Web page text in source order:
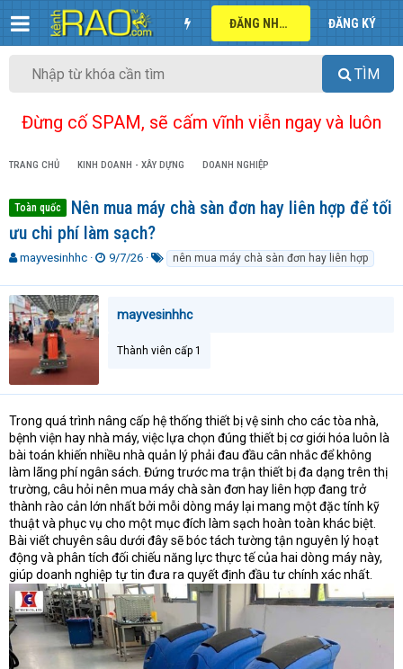
ĐĂNG NHẬP ĐĂNG KÝ
TÌM
Đừng cố SPAM, sẽ cấm vĩnh viễn ngay và luôn
TRANG CHỦ KINH DOANH - XÂY DỰNG DOANH NGHIỆP
Toàn quốc
Nên mua máy chà sàn đơn hay liên hợp để tối
ưu chi phí làm sạch?
T
r
e
a
d
s
a
t
e
r
mayvesinhhc
N
à
9/7/26
k
ó
nên mua máy chà sàn đơn hay liên hợp
mayvesinhhc
Thành viên cấp 1
Trong quá trình nâng cấp hệ thống thiết bị vệ sinh cho các tòa nhà,
bệnh viện hay nhà máy, việc lựa chọn đúng thiết bị cơ giới hóa luôn là
bài toán khiến nhiều nhà quản lý phải đau đầu cân nhắc để không
làm lãng phí ngân sách. Đứng trước ma trận thiết bị đa dạng trên thị
trường, câu hỏi nên mua máy chà sàn đơn hay liên hợp đang trở
thành rào cản lớn nhất bởi mỗi dòng máy lại mang một đặc tính kỹ
thuật và phục vụ cho một mục đích làm sạch hoàn toàn khác biệt.
Bài viết chuyên sâu dưới đây sẽ bóc tách tường tận nguyên lý hoạt
động và phân tích đối chiếu năng lực thực tế của hai dòng máy này,
giúp doanh nghiệp tự tin đưa ra quyết định đầu tư chính xác nhất.